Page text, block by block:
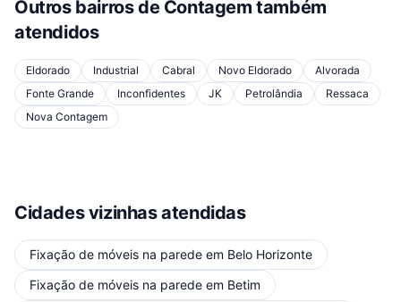
Outros bairros de Contagem também
atendidos
Eldorado Industrial Cabral Novo Eldorado
Alvorada
Fonte Grande
Inconfidentes JK Petrolândia
Ressaca
Nova Contagem
Cidades vizinhas atendidas
Fixação de móveis na parede em Belo Horizonte
Fixação de móveis na parede em Betim